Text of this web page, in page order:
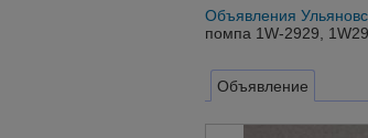
Объявления
помпа 1W-2929,
Объявление